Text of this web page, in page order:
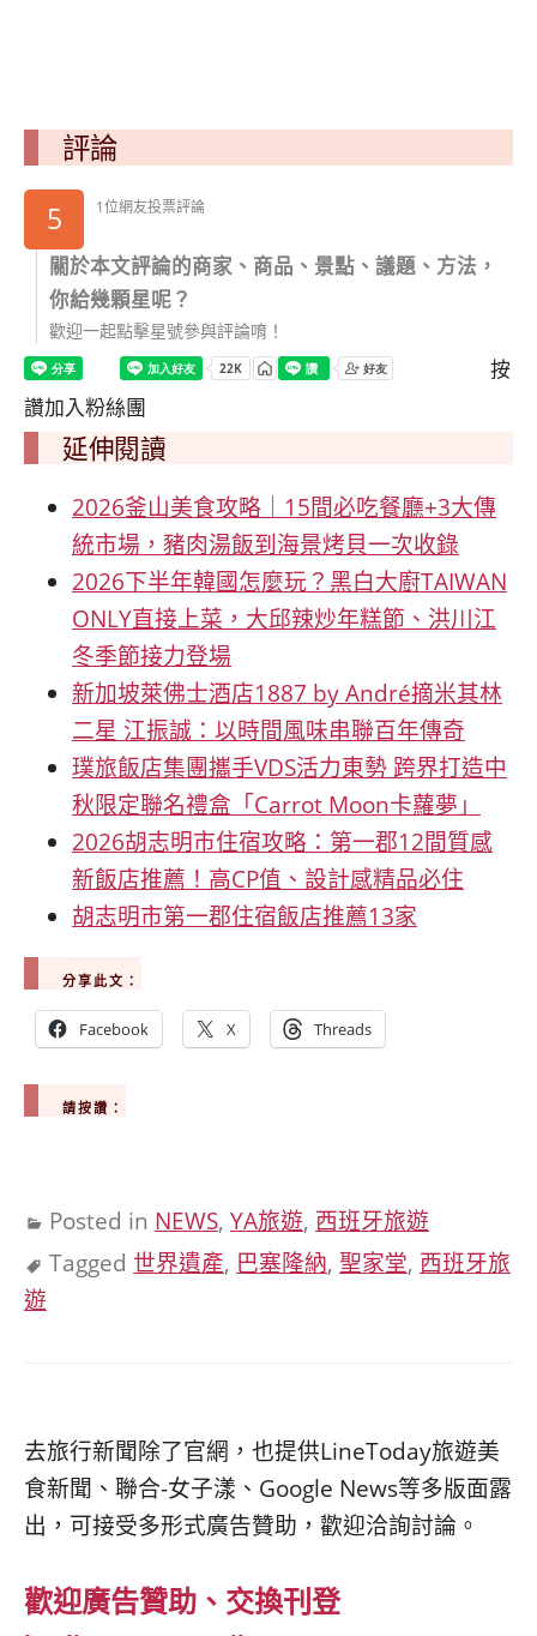
評論
5
1位網友投票評論
關於本文評論的商家、商品、景點、議題、方法，
你給幾顆星呢？
歡迎一起點擊星號參與評論唷！
按
讚加入粉絲團
延伸閱讀
2026釜山美食攻略｜15間必吃餐廳+3大傳
統市場，豬肉湯飯到海景烤貝一次收錄
2026下半年韓國怎麼玩？黑白大廚TAIWAN
ONLY直接上菜，大邱辣炒年糕節、洪川江
冬季節接力登場
新加坡萊佛士酒店1887 by André摘米其林
二星 江振誠：以時間風味串聯百年傳奇
璞旅飯店集團攜手VDS活力東勢 跨界打造中
秋限定聯名禮盒「Carrot Moon卡蘿夢」
2026胡志明市住宿攻略：第一郡12間質感
新飯店推薦！高CP值、設計感精品必住
胡志明市第一郡住宿飯店推薦13家
分享此文：
Facebook X Threads
請按讚：
Posted in NEWS, YA旅遊, 西班牙旅遊
Tagged 世界遺產, 巴塞隆納, 聖家堂, 西班牙旅
遊
去旅行新聞除了官網，也提供LineToday旅遊美
食新聞、聯合-女子漾、Google News等多版面露
出，可接受多形式廣告贊助，歡迎洽詢討論。
歡迎廣告贊助、交換刊登